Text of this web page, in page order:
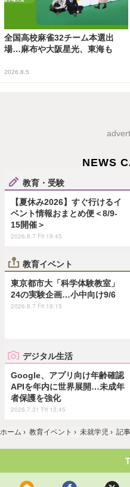
全国高校麻雀32チーム本選出
場…麻布や大阪星光、東海も
2026.8.5
NEWS
教育・受験
【夏休み2026】すぐ行けるイ
ベント情報おまとめ便＜8/9-
15開催＞
2026.8.7 Fri 19:45
教育イベント
東京都市大「科学体験教室」
24の実験企画…小中向け9/6
2026.8.7 Fri 18:15
デジタル生活
Google、アプリ向け年齢確認
APIを年内に世界展開…未成年
者保護を強化
2026.7.31 Fri 13:45
ホーム › 教育イベント › 未就学児 › 記事